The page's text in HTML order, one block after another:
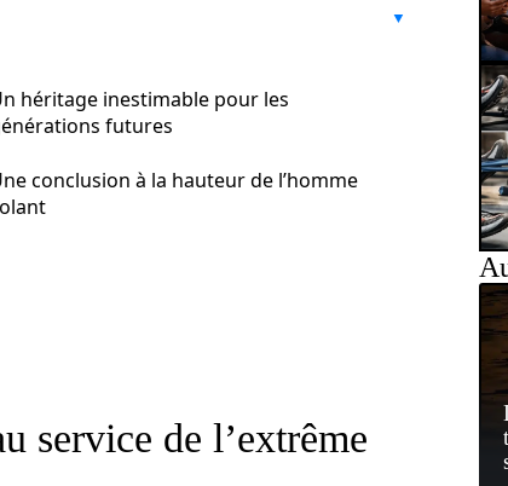
héritage inestimable pour les
futures
conclusion à la hauteur de l’homme
service de l’extrême